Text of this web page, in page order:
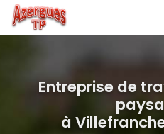
contenuEntreprise de
à